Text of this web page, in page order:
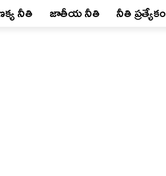
నీతి జాతీయ నీతి నీతి ప్రత్యేకం